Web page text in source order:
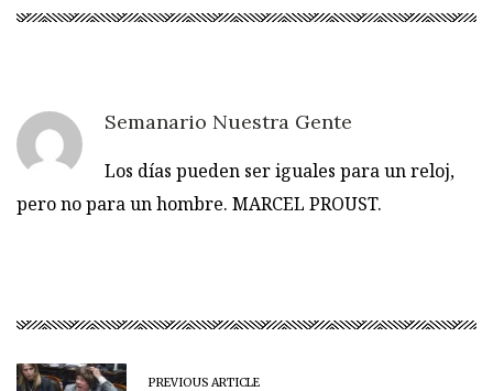
Semanario Nuestra Gente
Los días pueden ser iguales para un reloj,
pero no para un hombre. MARCEL PROUST.
PREVIOUS ARTICLE